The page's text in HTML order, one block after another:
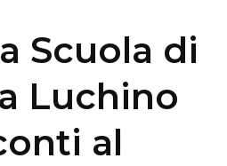
Scuola di
Luchino
al